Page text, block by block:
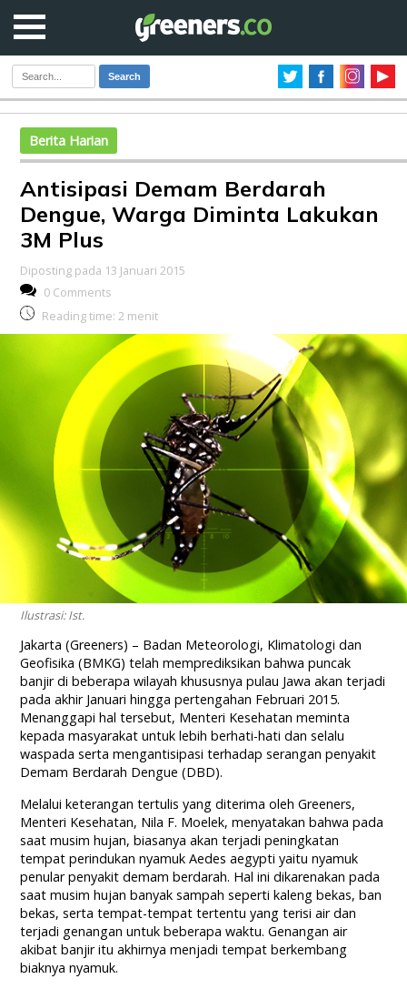
Search
Berita Harian
Antisipasi Demam Berdarah
Dengue, Warga Diminta Lakukan
3M Plus
Diposting pada 13 Januari 2015
0 Comments
Reading time: 2 menit
Ilustrasi: Ist.
Jakarta (Greeners) – Badan Meteorologi, Klimatologi dan
Geofisika (BMKG) telah memprediksikan bahwa puncak
banjir di beberapa wilayah khususnya pulau Jawa akan terjadi
pada akhir Januari hingga pertengahan Februari 2015.
Menanggapi hal tersebut, Menteri Kesehatan meminta
kepada masyarakat untuk lebih berhati-hati dan selalu
waspada serta mengantisipasi terhadap serangan penyakit
Demam Berdarah Dengue (DBD).
Melalui keterangan tertulis yang diterima oleh Greeners,
Menteri Kesehatan, Nila F. Moelek, menyatakan bahwa pada
saat musim hujan, biasanya akan terjadi peningkatan
tempat perindukan nyamuk Aedes aegypti yaitu nyamuk
penular penyakit demam berdarah. Hal ini dikarenakan pada
saat musim hujan banyak sampah seperti kaleng bekas, ban
bekas, serta tempat-tempat tertentu yang terisi air dan
terjadi genangan untuk beberapa waktu. Genangan air
akibat banjir itu akhirnya menjadi tempat berkembang
biaknya nyamuk.